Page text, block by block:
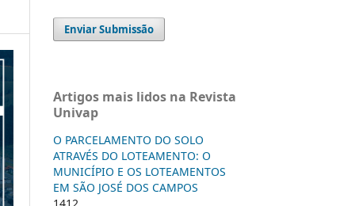
Enviar Submissão
Artigos mais lidos na Revista
Univap
O PARCELAMENTO DO SOLO
ATRAVÉS DO LOTEAMENTO: O
MUNICÍPIO E OS LOTEAMENTOS
EM SÃO JOSÉ DOS CAMPOS